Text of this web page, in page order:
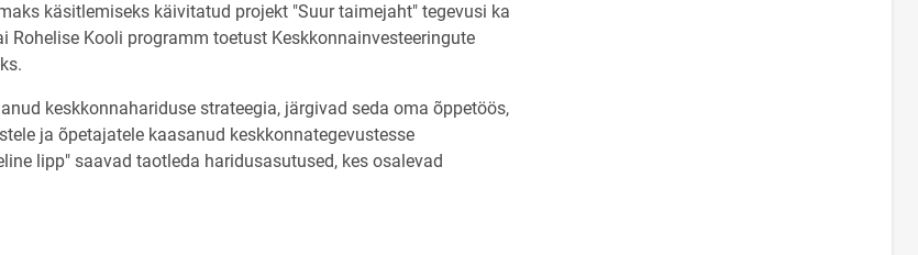
käsitlemiseks käivitatud projekt "Suur taimejaht" tegevusi ka
Kooli programm toetust Keskkonnainvesteeringute
keskkonnahariduse strateegia, järgivad seda oma õppetöös,
ja õpetajatele kaasanud keskkonnategevustesse
lipp" saavad taotleda haridusasutused, kes osalevad